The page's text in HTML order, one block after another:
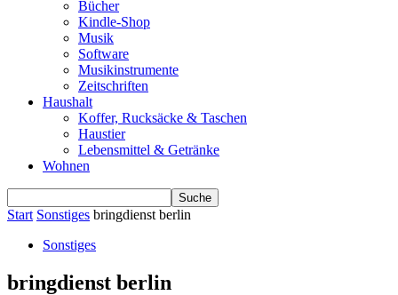
Bücher
Kindle-Shop
Musik
Software
Musikinstrumente
Zeitschriften
Haushalt
Koffer, Rucksäcke & Taschen
Haustier
Lebensmittel & Getränke
Wohnen
Start Sonstiges bringdienst berlin
Sonstiges
bringdienst berlin